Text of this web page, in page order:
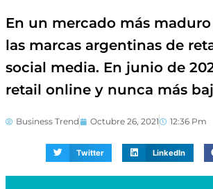
En un mercado más
las marcas argentinas de
social media. En junio de
retail online y nunca más
Business Trend Octubre 26, 2021 12:36 Pm
Twitter LinkedIn